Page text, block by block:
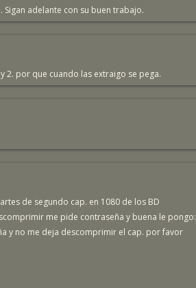
adelante con su buen trabajo.
2. por que cuando las extraigo se pega.
de segundo cap. en 1080 de los BD
me pide contraseña y buena le pongo:
y no me deja descomprimir el cap. por favor